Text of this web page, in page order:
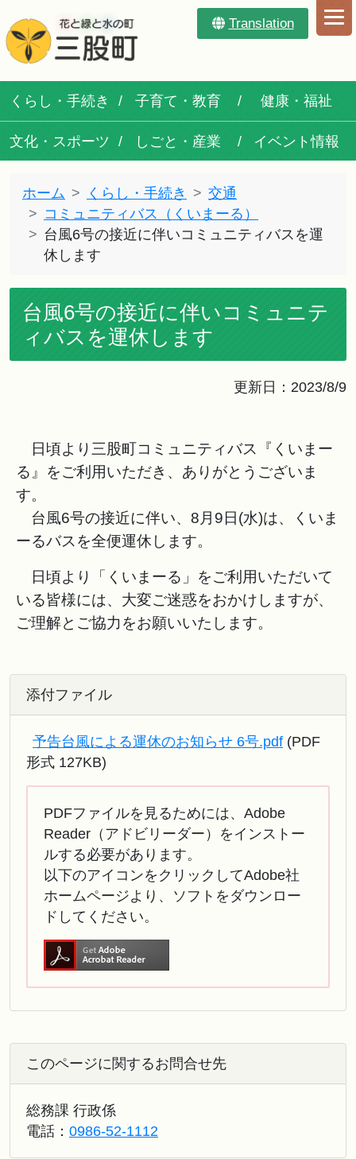
Translation
くらし・手続き 子育て・教育 健康・福祉
文化・スポーツ しごと・産業 イベント情報
ホーム くらし・手続き
交通
コミュニティバス（くいまーる）
台風6号の接近に伴いコミュニティバスを運
休します
台風6号の接近に伴いコミュニテ
ィバスを運休します
更新日：2023/8/9
日頃より三股町コミュニティバス『くいまー
る』をご利用いただき、ありがとうございま
す。
台風6号の接近に伴い、8月9日(水)は、くいま
ーるバスを全便運休します。
日頃より「くいまーる」をご利用いただいて
いる皆様には、大変ご迷惑をおかけしますが、
ご理解とご協力をお願いいたします。
添付ファイル
予告台風による運休のお知らせ 6号.pdf (PDF
形式 127KB)
PDFファイルを見るためには、Adobe
Reader（アドビリーダー）をインストー
ルする必要があります。
以下のアイコンをクリックしてAdobe社
ホームページより、ソフトをダウンロー
ドしてください。
このページに関するお問合せ先
総務課 行政係
電話： 0986-52-1112